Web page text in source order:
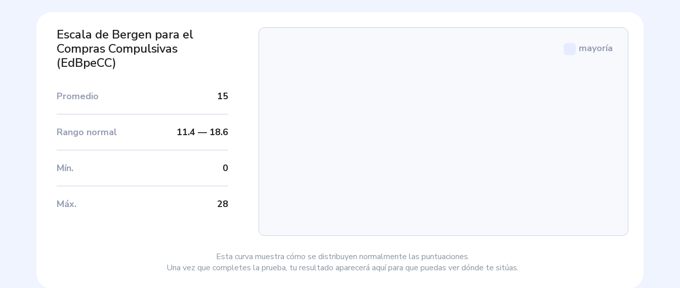
Escala de Bergen para el
Compras Compulsivas
(EdBpeCC)
Promedio 15
Rango normal 11.4 — 18.6
Mín. 0
Máx. 28
mayoría
Esta curva muestra cómo se distribuyen normalmente las puntuaciones.
Una vez que completes la prueba, tu resultado aparecerá aquí para que puedas ver dónde te sitúas.